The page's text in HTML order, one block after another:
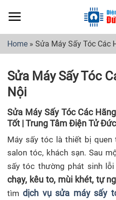
Home » Sửa Máy Sấy Tóc Các
Sửa Máy Sấy Tóc
Nội
Sửa Máy Sấy Tóc Các
Tốt | Trung Tâm Điện Tử
Máy sấy tóc là thiết bị
salon tóc, khách sạn. Sau
sấy tóc thường phát sinh
chạy, kêu to, mùi khét, tự
tìmdịch vụ sửa máy sấy